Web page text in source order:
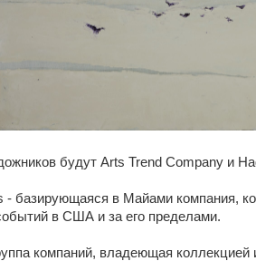
будут Arts Trend Company и
- базирующаяся в Майами компания,
в США и за его пределами.
компаний, владеющая